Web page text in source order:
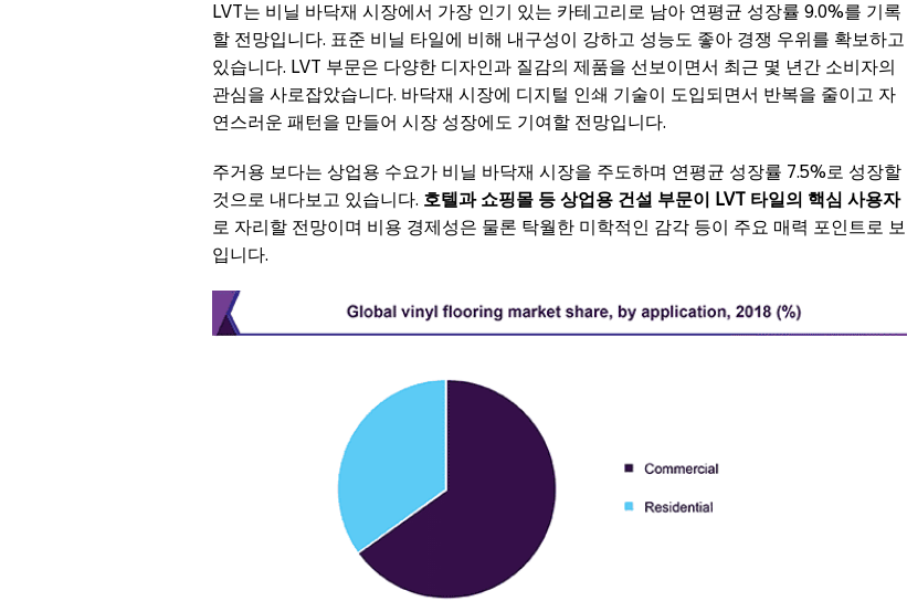
LVT는 비닐 바닥재 시장에서 가장 인기 있는 카테고리로 남아 연평균 성장률 9.0%를 기록
할 전망입니다. 표준 비닐 타일에 비해 내구성이 강하고 성능도 좋아 경쟁 우위를 확보하고
있습니다. LVT 부문은 다양한 디자인과 질감의 제품을 선보이면서 최근 몇 년간 소비자의
관심을 사로잡았습니다. 바닥재 시장에 디지털 인쇄 기술이 도입되면서 반복을 줄이고 자
연스러운 패턴을 만들어 시장 성장에도 기여할 전망입니다.
주거용 보다는 상업용 수요가 비닐 바닥재 시장을 주도하며 연평균 성장률 7.5%로 성장할
것으로 내다보고 있습니다. 호텔과 쇼핑몰 등 상업용 건설 부문이 LVT 타일의 핵심 사용자
로 자리할 전망이며 비용 경제성은 물론 탁월한 미학적인 감각 등이 주요 매력 포인트로 보
입니다.